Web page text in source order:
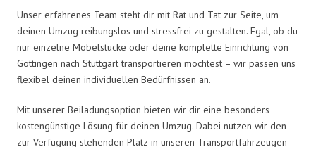
Unser erfahrenes Team steht dir mit Rat und Tat zur Seite, um
deinen Umzug reibungslos und stressfrei zu gestalten. Egal, ob du
nur einzelne Möbelstücke oder deine komplette Einrichtung von
Göttingen nach Stuttgart transportieren möchtest – wir passen uns
flexibel deinen individuellen Bedürfnissen an.
Mit unserer Beiladungsoption bieten wir dir eine besonders
kostengünstige Lösung für deinen Umzug. Dabei nutzen wir den
zur Verfügung stehenden Platz in unseren Transportfahrzeugen